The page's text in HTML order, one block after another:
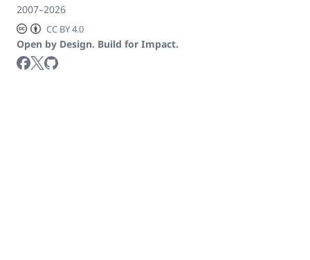
2007–2026
CC BY 4.0
Open by Design. Build for Impact.